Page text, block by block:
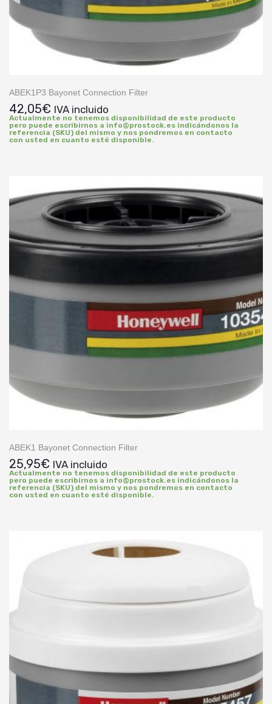
ABEK1P3 Bayonet Connection Filter
42,05€ IVA incluido
Actualmente no tenemos disponibilidad de este producto
pero puede escribirnos a info@prostock.es indicándonos la
referencia (SKU) del mismo y nos pondremos en contacto
con usted en cuanto esté disponible.
ABEK1 Bayonet Connection Filter
25,95€ IVA incluido
Actualmente no tenemos disponibilidad de este producto
pero puede escribirnos a info@prostock.es indicándonos la
referencia (SKU) del mismo y nos pondremos en contacto
con usted en cuanto esté disponible.